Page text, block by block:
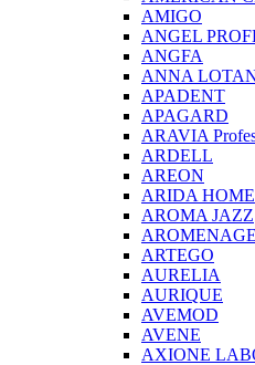
AMIGO
ANGEL
ANGFA
ANNA
APADENT
APAGARD
ARAVIA
ARDELL
AREON
ARIDA HOME
AROMA JAZZ
AROMENAGE
ARTEGO
AURELIA
AURIQUE
AVEMOD
AVENE
AXIONE